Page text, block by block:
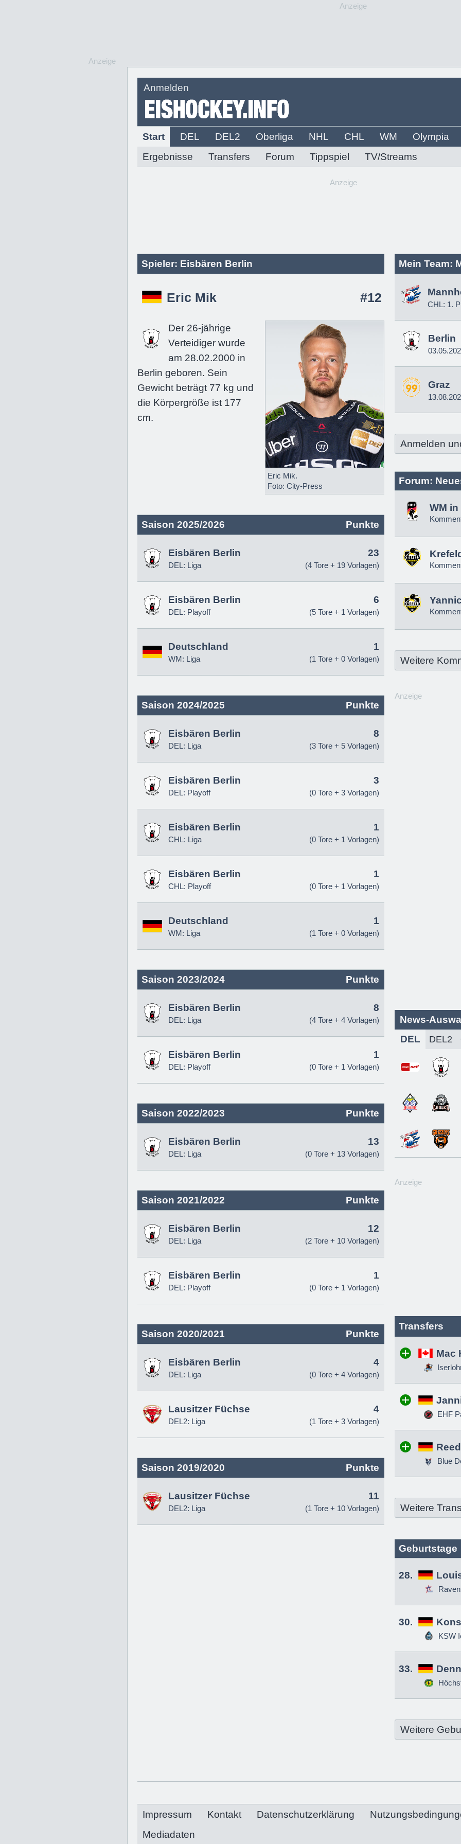
Anzeige
Anmelden
Start DEL DEL2 Oberliga NHL CHL WM
Olympia
Ergebnisse
Transfers Forum Tippspiel TV/Streams
Anzeige
Anzeige
Spieler: Eisbären Berlin
Eric Mik #12
Eric Mik.
Foto: City-Press
Der 26-jährige
Verteidiger wurde
am 28.02.2000 in
Berlin geboren. Sein
Gewicht beträgt 77 kg und
die Körpergröße ist 177
cm.
Saison 2025/2026 Punkte
Eisbären Berlin
DEL: Liga
23
(4 Tore + 19 Vorlagen)
Eisbären Berlin
DEL: Playoff
6
(5 Tore + 1 Vorlagen)
Deutschland
WM: Liga
1
(1 Tore + 0 Vorlagen)
Saison 2024/2025 Punkte
Eisbären Berlin
DEL: Liga
8
(3 Tore + 5 Vorlagen)
Eisbären Berlin
DEL: Playoff
3
(0 Tore + 3 Vorlagen)
Eisbären Berlin
CHL: Liga
1
(0 Tore + 1 Vorlagen)
Eisbären Berlin
CHL: Playoff
1
(0 Tore + 1 Vorlagen)
Deutschland
WM: Liga
1
(1 Tore + 0 Vorlagen)
Saison 2023/2024 Punkte
Eisbären Berlin
DEL: Liga
8
(4 Tore + 4 Vorlagen)
Eisbären Berlin
DEL: Playoff
1
(0 Tore + 1 Vorlagen)
Saison 2022/2023 Punkte
Eisbären Berlin
DEL: Liga
13
(0 Tore + 13 Vorlagen)
Saison 2021/2022 Punkte
Eisbären Berlin
DEL: Liga
12
(2 Tore + 10 Vorlagen)
Eisbären Berlin
DEL: Playoff
1
(0 Tore + 1 Vorlagen)
Saison 2020/2021 Punkte
Eisbären Berlin
DEL: Liga
4
(0 Tore + 4 Vorlagen)
Lausitzer Füchse
DEL2: Liga
4
(1 Tore + 3 Vorlagen)
Saison 2019/2020 Punkte
Lausitzer Füchse
DEL2: Liga
11
(1 Tore + 10 Vorlagen)
Mein Team:
CHL: 1.
Berlin
Graz
Anmelden
Forum:
WM
Weitere
Anzeige
News-
DEL
Anzeige
Transfers
Mac
EHF
Blue
Weitere
Geburtstage
28.
30.
KSW
33.
Weitere
Impressum Kontakt Datenschutzerklärung
Mediadaten